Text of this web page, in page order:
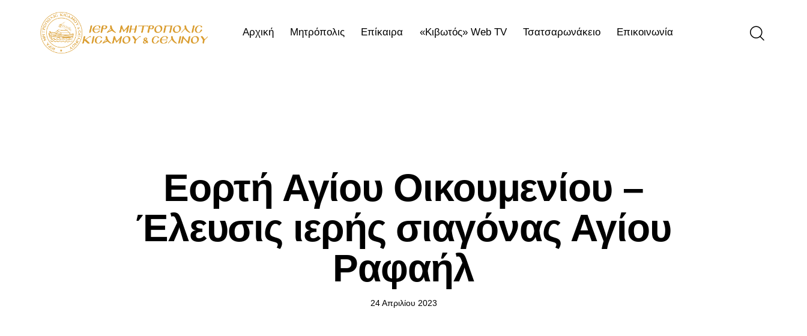
Αρχική Μητρόπολις Επίκαιρα «Κιβωτός» Web TV Τσατσαρωνάκειο Επικοινωνία
Εορτή Αγίου Οικουμενίου –
Έλευσις ιερής σιαγόνας Αγίου
Ραφαήλ
24 Απριλίου 2023